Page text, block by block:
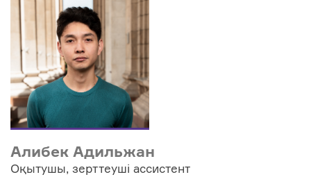
Алибек Адильжан
Оқытушы, зерттеуші ассистент